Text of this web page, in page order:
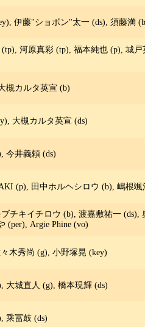
伊藤"ショボン"太一 (ds), 須藤満
河原真彩 (tp), 福本純也 (p), 城
槻カルタ英宣 (b)
大槻カルタ英宣 (ds)
今井義頼 (ds)
(p), 田中ホルヘシロウ (b), 嶋根
チキイチロウ (b), 渡嘉敷祐一
(per), Argie Phine (vo)
木秀尚 (g), 小野塚晃 (key)
大城直人 (g), 橋本現輝 (ds)
乘冨鼓 (ds)